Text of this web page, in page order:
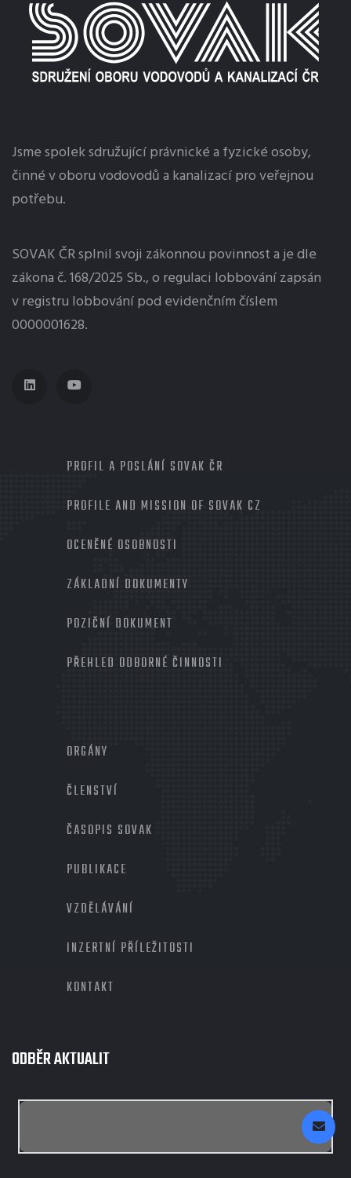
Jsme spolek sdružující právnické a fyzické osoby,
činné v oboru vodovodů a kanalizací pro veřejnou
potřebu.
SOVAK ČR splnil svoji zákonnou povinnost a je dle
zákona č. 168/2025 Sb., o regulaci lobbovánízapsán
v registru lobbování pod evidenčním číslem
0000001628.
PROFIL A POSLÁNÍ SOVAK ČR
PROFILE AND MISSION OF SOVAK CZ
OCENĚNÉ OSOBNOSTI
ZÁKLADNÍ DOKUMENTY
POZIČNÍ DOKUMENT
PŘEHLED ODBORNÉ ČINNOSTI
ORGÁNY
ČLENSTVÍ
ČASOPIS SOVAK
PUBLIKACE
VZDĚLÁVÁNÍ
INZERTNÍ PŘÍLEŽITOSTI
KONTAKT
ODBĚR AKTUALIT